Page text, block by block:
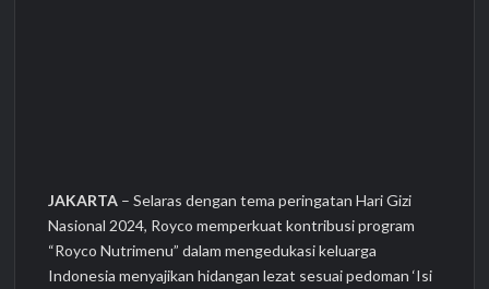
JAKARTA – Selaras dengan tema peringatan Hari Gizi
Nasional 2024, Royco memperkuat kontribusi program
“Royco Nutrimenu” dalam mengedukasi keluarga
Indonesia menyajikan hidangan lezat sesuai pedoman ‘Isi